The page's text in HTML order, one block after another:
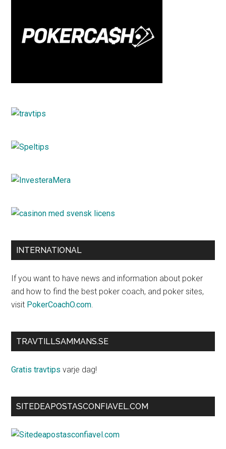
INTERNATIONAL
If you want to have news and information about poker
and how to find the best poker coach, and poker sites,
visit PokerCoachO.com.
TRAVTILLSAMMANS.SE
Gratis travtips varje dag!
SITEDEAPOSTASCONFIAVEL.COM